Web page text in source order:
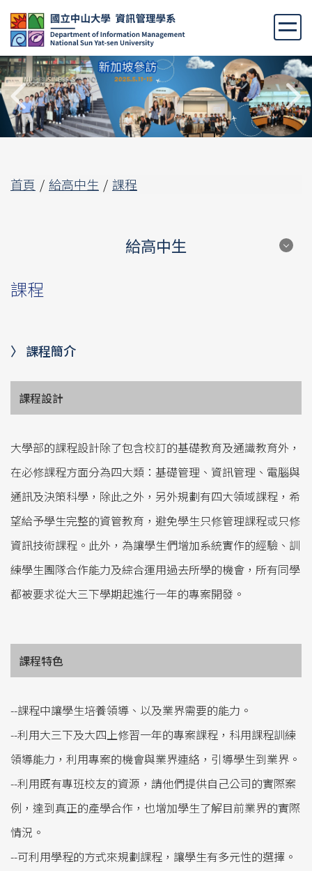
跳
到
主
要
內
容
區
首頁 給高中生 課程
給高中生
入學管道
課程
學生活動
未來就業
實習平台
獎助學金
中山大學給未來學生
課程
〉 課程簡介
課程設計
大學部的課程設計除了包含校訂的基礎教育及通識教育外，
在必修課程方面分為四大類：基礎管理、資訊管理、電腦與
通訊及決策科學，除此之外，另外規劃有四大領域課程，希
望給予學生完整的資管教育，避免學生只修管理課程或只修
資訊技術課程。此外，為讓學生們增加系統實作的經驗、訓
練學生團隊合作能力及綜合運用過去所學的機會，所有同學
都被要求從大三下學期起進行一年的專案開發。
課程特色
--課程中讓學生培養領導、以及業界需要的能力。
--利用大三下及大四上修習一年的專案課程，科用課程訓練
領導能力，利用專案的機會與業界連絡，引導學生到業界。
--利用既有專班校友的資源，請他們提供自己公司的實際案
例，達到真正的產學合作，也增加學生了解目前業界的實際
情況。
--可利用學程的方式來規劃課程，讓學生有多元性的選擇。